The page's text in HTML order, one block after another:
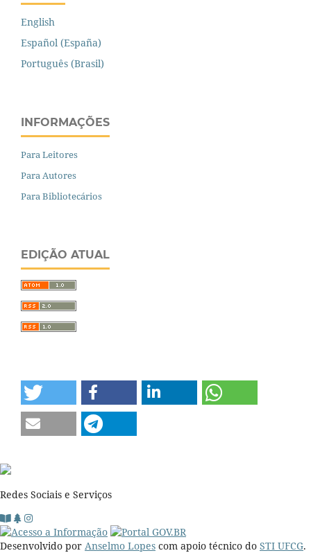
English
Español (España)
Português (Brasil)
INFORMAÇÕES
Para Leitores
Para Autores
Para Bibliotecários
EDIÇÃO ATUAL
Redes Sociais e Serviços
Desenvolvido por Anselmo Lopes com apoio técnico do STI UFCG.